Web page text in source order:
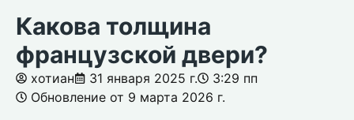
Какова толщина
французской двери?
хотиан 31 января 2025 г.
3:29 пп
Обновление от 9 марта 2026 г.